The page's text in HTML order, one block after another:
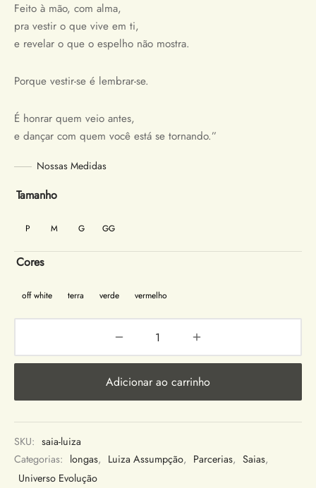
Feito à mão, com alma,
pra vestir o que vive em ti,
e revelar o que o espelho não mostra.
Porque vestir-se é lembrar-se.
É honrar quem veio antes,
e dançar com quem você está se tornando.”
Nossas Medidas
Tamanho
P M G GG
Cores
off white terra verde vermelho
Adicionar ao carrinho
SKU: saia-luiza
Categorias: longas, Luiza Assumpção, Parcerias, Saias,
Universo Evolução